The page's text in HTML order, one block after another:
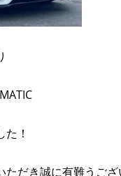
！
ただき誠に有難うご